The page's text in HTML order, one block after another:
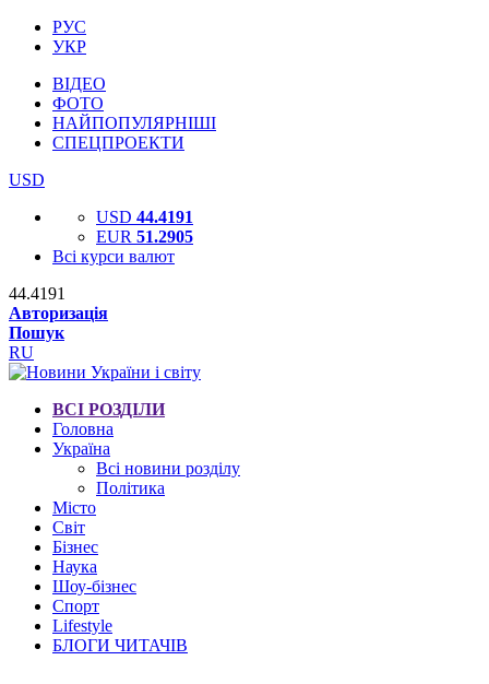
РУС
УКР
ВІДЕО
ФОТО
НАЙПОПУЛЯРНІШІ
СПЕЦПРОЕКТИ
USD
USD 44.4191
EUR 51.2905
Всі курси валют
44.4191
Авторизація
Пошук
RU
ВСІ РОЗДІЛИ
Головна
Україна
Всі новини розділу
Політика
Місто
Світ
Бізнес
Наука
Шоу-бізнес
Спорт
Lifestyle
БЛОГИ ЧИТАЧІВ